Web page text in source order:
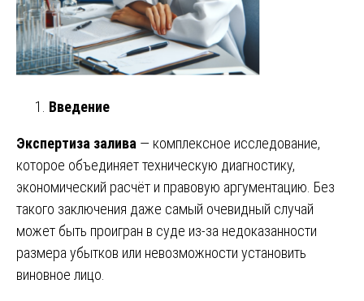
Введение
Экспертиза залива — комплексное исследование,
которое объединяет техническую диагностику,
экономический расчёт и правовую аргументацию. Без
такого заключения даже самый очевидный случай
может быть проигран в суде из-за недоказанности
размера убытков или невозможности установить
виновное лицо.